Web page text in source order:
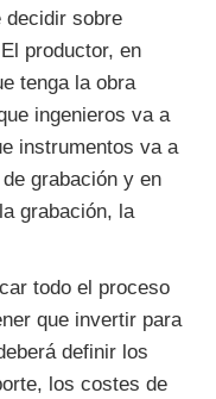
decidir sobre
productor, en
tenga la obra
ingenieros va a
instrumentos va a
grabación y en
grabación, la
todo el proceso
que invertir para
definir los
los costes de